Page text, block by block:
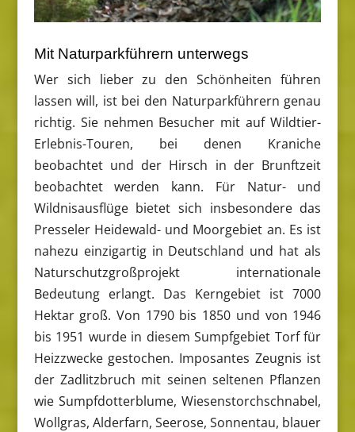
Mit Naturparkführern unterwegs
Wer sich lieber zu den Schönheiten führen
lassen will, ist bei den Naturparkführern genau
richtig. Sie nehmen Besucher mit auf Wildtier-
Erlebnis-Touren, bei denen Kraniche
beobachtet und der Hirsch in der Brunftzeit
beobachtet werden kann. Für Natur- und
Wildnisausflüge bietet sich insbesondere das
Presseler Heidewald- und Moorgebiet an. Es ist
nahezu einzigartig in Deutschland und hat als
Naturschutzgroßprojekt internationale
Bedeutung erlangt. Das Kerngebiet ist 7000
Hektar groß. Von 1790 bis 1850 und von 1946
bis 1951 wurde in diesem Sumpfgebiet Torf für
Heizzwecke gestochen. Imposantes Zeugnis ist
der Zadlitzbruch mit seinen seltenen Pflanzen
wie Sumpfdotterblume, Wiesenstorchschnabel,
Wollgras, Alderfarn, Seerose, Sonnentau, blauer